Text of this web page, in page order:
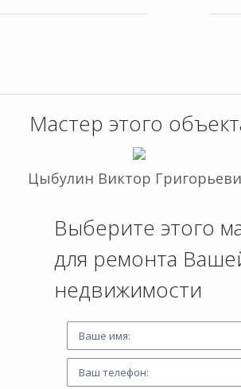
Мастер этого
Цыбулин Виктор
Выберите этого
для ремонта
недвижимости